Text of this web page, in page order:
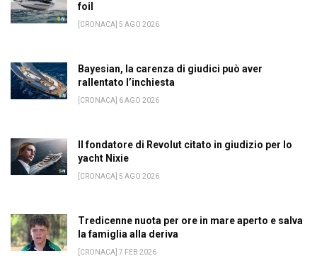
foil
[CRONACA] 5 AGO 2026
Bayesian, la carenza di giudici può aver
rallentato l’inchiesta
[CRONACA] 6 AGO 2026
Il fondatore di Revolut citato in giudizio per lo
yacht Nixie
[CRONACA] 5 AGO 2026
Tredicenne nuota per ore in mare aperto e salva
la famiglia alla deriva
[CRONACA] 7 FEB 2026